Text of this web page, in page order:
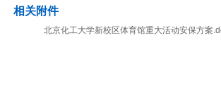
相关附件
北京化工大学新校区体育馆重大活动安保方案